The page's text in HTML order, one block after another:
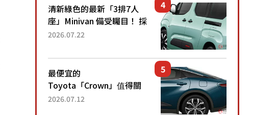
清新綠色的最新「3排7人
座」Minivan 備受矚目！ 採
用全長4.7公尺剛剛好的車
還推出467萬元日圓起的5
人座版...
2026.07.22
最便宜的
Toyota「Crown」值得關
注！ 搭載4WD、每公升
2026.07.12